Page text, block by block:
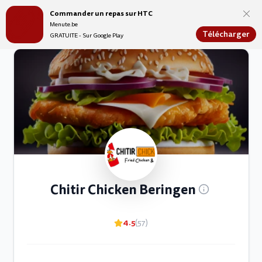
Commander un repas sur HTC
Menute.be
GRATUITE - Sur Google Play
Télécharger
Menute.be
Chitir Chicken Beringen
4.5(57)